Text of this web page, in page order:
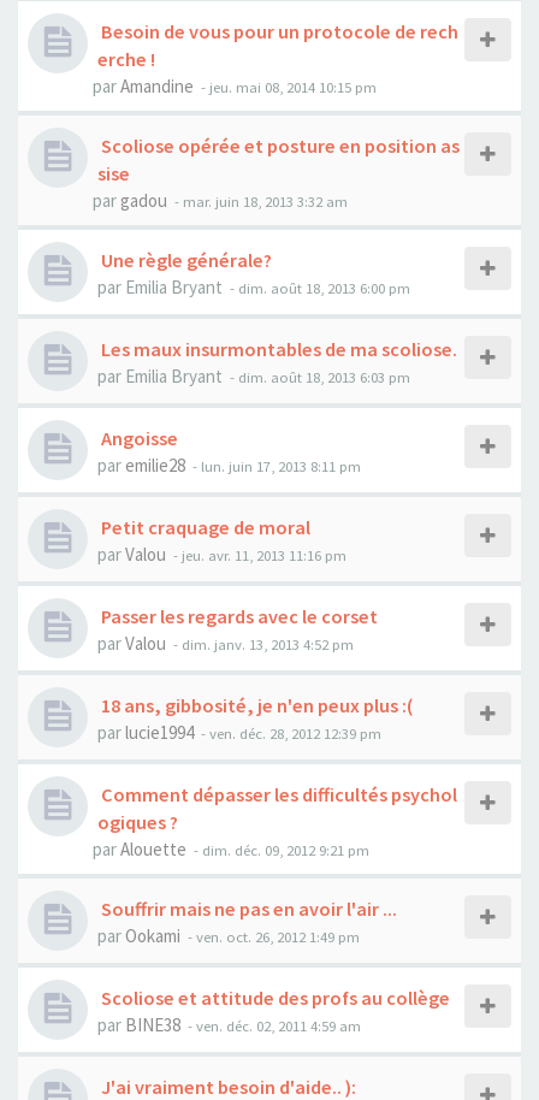
Besoin de vous pour un protocole de rech
erche !
parAmandine - jeu. mai 08, 2014 10:15 pm
Scoliose opérée et posture en position as
sise
par gadou - mar. juin 18, 2013 3:32 am
Une règle générale?
par Emilia Bryant - dim. août 18, 2013 6:00 pm
Les maux insurmontables de ma scoliose.
par Emilia Bryant - dim. août 18, 2013 6:03 pm
Angoisse
par emilie28 - lun. juin 17, 2013 8:11 pm
Petit craquage de moral
parValou - jeu. avr. 11, 2013 11:16 pm
Passer les regards avec le corset
parValou - dim. janv. 13, 2013 4:52 pm
18 ans, gibbosité, je n'en peux plus :(
parlucie1994 - ven. déc. 28, 2012 12:39 pm
Comment dépasser les difficultés psychol
ogiques ?
parAlouette - dim. déc. 09, 2012 9:21 pm
Souffrir mais ne pas en avoir l'air ...
par Ookami - ven. oct. 26, 2012 1:49 pm
Scoliose et attitude des profs au collège
par BINE38 - ven. déc. 02, 2011 4:59 am
J'ai vraiment besoin d'aide.. ):